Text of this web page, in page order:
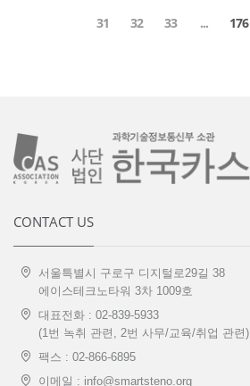
31
32 33 ... 176
CONTACT US
서울특별시 구로구 디지털로29길 38
에이스테크노타워 3차 1009호
대표전화 : 02-839-5933
(1번 녹취 관련, 2번 사무/교육/취업 관련)
팩스 : 02-866-6895
이메일 : info@smartsteno.org